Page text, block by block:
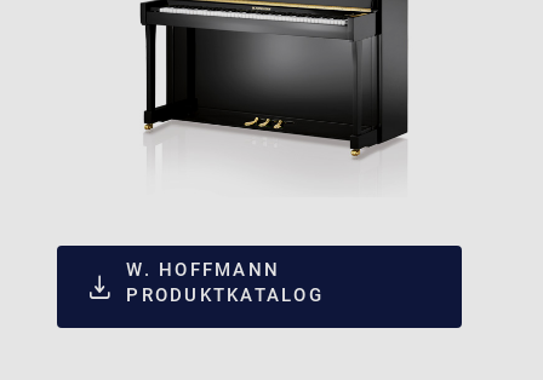
W. HOFFMANN
PRODUKTKATALOG